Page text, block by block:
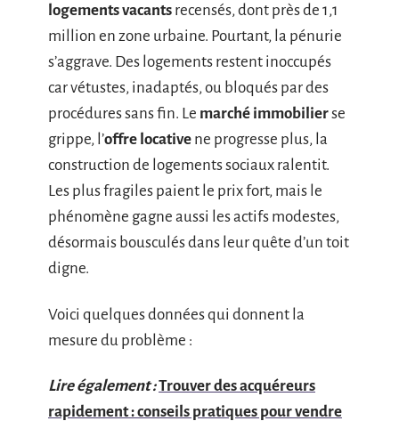
logements vacants recensés, dont près de 1,1
million en zone urbaine. Pourtant, la pénurie
s’aggrave. Des logements restent inoccupés
car vétustes, inadaptés, ou bloqués par des
procédures sans fin. Le marché immobilierse
grippe, l’offre locative ne progresse plus, la
construction de logements sociaux ralentit.
Les plus fragiles paient le prix fort, mais le
phénomène gagne aussi les actifs modestes,
désormais bousculés dans leur quête d’un toit
digne.
Voici quelques données qui donnent la
mesure du problème :
Lire également :Trouver des acquéreurs
rapidement : conseils pratiques pour vendre